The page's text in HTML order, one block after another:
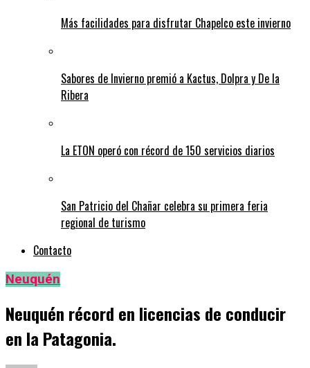
Más facilidades para disfrutar Chapelco este invierno
Sabores de Invierno premió a Kactus, Dolpra y De la
Ribera
La ETON operó con récord de 150 servicios diarios
San Patricio del Chañar celebra su primera feria
regional de turismo
Contacto
Neuquén
Neuquén récord en licencias de conducir
en la Patagonia.